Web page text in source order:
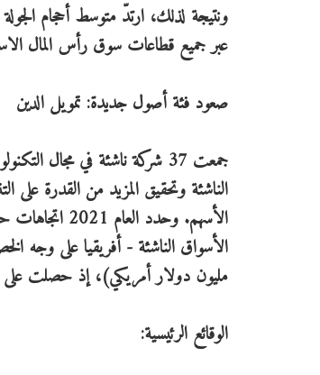
ونتيجة لذلك، ارتدّ متوسط أحجام
عبر جميع قطاعات سوق رأس المال
صعود فئة أصول جديدة: تمويل الدين
الناشئة وتحقيق المزيد من القدرة
الأسهم.
مليون دولار أمريكي)، إذ حصلت على نسبة 45 في المائة من إجماليّ الديون
الوقائع الرئيسية: